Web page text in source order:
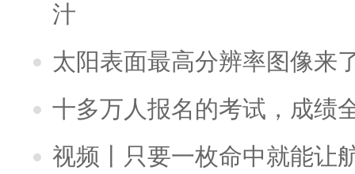
汁
太阳表面最高分辨率图像来
十多万人报名的考试，成绩
视频丨只要一枚命中就能让